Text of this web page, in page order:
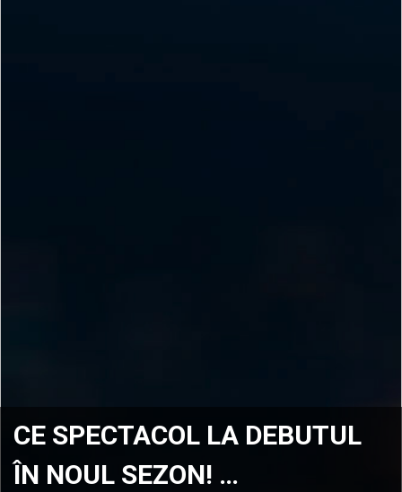
CE SPECTACOL LA DEBUTUL
ÎN NOUL SEZON! …